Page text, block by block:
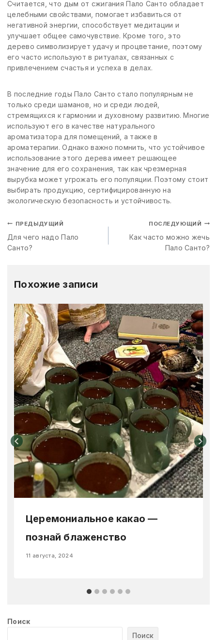
Считается, что дым от сжигания Пало Санто обладает
целебными свойствами, помогает избавиться от
негативной энергии, способствует медитации и
улучшает общее самочувствие. Кроме того, это
дерево символизирует удачу и процветание, поэтому
его часто используют в ритуалах, связанных с
привлечением счастья и успеха в делах.
В последние годы Пало Санто стало популярным не
только среди шаманов, но и среди людей,
стремящихся к гармонии и духовному развитию. Многие
используют его в качестве натурального
ароматизатора для помещений, а также в
ароматерапии. Однако важно помнить, что устойчивое
использование этого дерева имеет решающее
значение для его сохранения, так как чрезмерная
вырубка может угрожать его популяции. Поэтому стоит
выбирать продукцию, сертифицированную на
экологическую безопасность и устойчивость.
ПРЕДЫДУЩИЙ
Для чего надо Пало
Санто?
ПОСЛЕДУЮЩИЙ
Как часто можно жечь
Пало Санто?
Похожие записи
Церемониальное какао —
познай блаженство
11 августа, 2024
Поиск
Поиск